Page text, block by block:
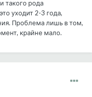
такого рода
уходит 2-3 года,
Проблема лишь в том,
крайне мало.